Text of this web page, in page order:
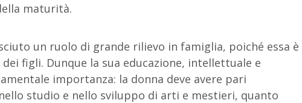
maturità.
un ruolo di grande rilievo in famiglia, poiché essa è
figli. Dunque la sua educazione, intellettuale e
importanza: la donna deve avere pari
studio e nello sviluppo di arti e mestieri, quanto